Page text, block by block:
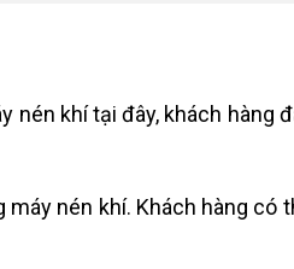
nén khí tại đây, khách hàng
nén khí. Khách hàng có